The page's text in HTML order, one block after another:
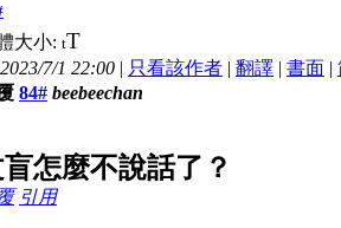
大小: tT
2023/7/1 22:00 | 只看該作者 | 翻譯 | 書面 |
84# beebeechan
怎麼不說話了？
引用